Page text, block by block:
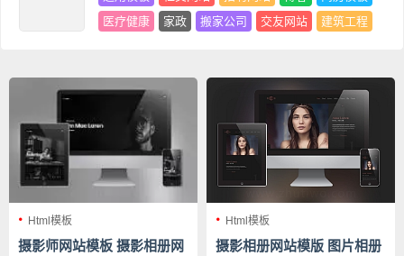
医疗健康
家政 搬家公司 交友网站 建筑工程
Html模板
摄影师网站模板 摄影相册网
Html模板
摄影相册网站模版 图片相册